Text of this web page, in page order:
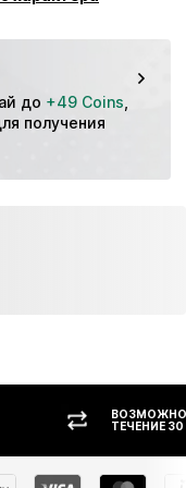
ЭВА
до +49 Coins
получения
ТЕЧЕНИЕ